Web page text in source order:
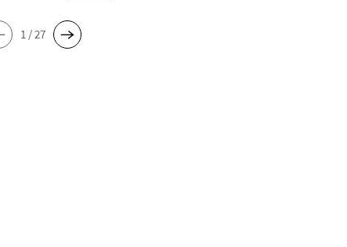
1 / 27